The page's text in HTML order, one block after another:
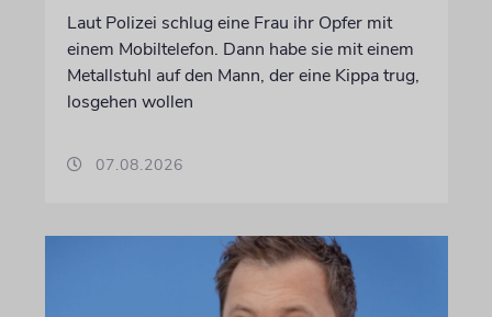
Laut Polizei schlug eine Frau ihr Opfer mit
einem Mobiltelefon. Dann habe sie mit einem
Metallstuhl auf den Mann, der eine Kippa trug,
losgehen wollen
07.08.2026